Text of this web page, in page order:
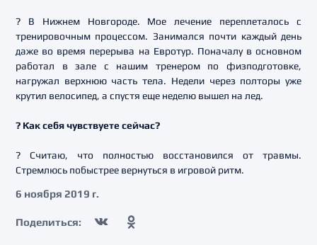
? В Нижнем Новгороде. Мое лечение переплеталось с
тренировочным процессом. Занимался почти каждый день
даже во время перерыва на Евротур. Поначалу в основном
работал в зале с нашим тренером по физподготовке,
нагружал верхнюю часть тела. Недели через полторы уже
крутил велосипед, а спустя еще неделю вышел на лед.
? Как себя чувствуете сейчас?
? Считаю, что полностью восстановился от травмы.
Стремлюсь побыстрее вернуться в игровой ритм.
6 ноября 2019 г.
Поделиться: